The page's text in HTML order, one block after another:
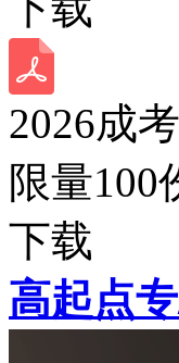
2026成
限量100
下载
高起点